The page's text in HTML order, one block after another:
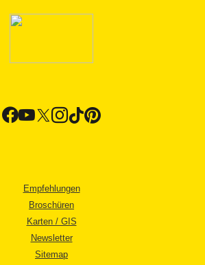
Empfehlungen
Broschüren
Karten / GIS
Newsletter
Sitemap